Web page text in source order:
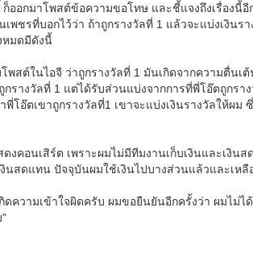
ออกมาโพสต์ข้อความขอโทษ และชี้แจงถึงเรื่องนี้อี
พชรที่บอกไว้ว่า ถ้าถูกรางวัลที่ 1 แล้วจะแบ่งเงินร
หมดมีดังนี้
สต์ในไอจี ว่าถูกรางวัลที่ 1 มันเกิดจากความตื่นเ
รางวัลที่ 1 แต่ได้รับส่วนแบ่งจากการที่พี่โอ๊ตถูกรา
อ๊ตเขาถูกรางวัลที่1 เขาจะแบ่งเงินรางวัลให้ผม
งคอนเสิร์ต เพราะผมไม่มีทีมงานเก็บเงินและเงิน
สดแทน ปัจจุบันผมใช้เงินไปบางส่วนแล้วและเหลื
วามเข้าใจผิดครับ ผมขอยืนยันอีกครั้งว่า ผมไม่ได้
"